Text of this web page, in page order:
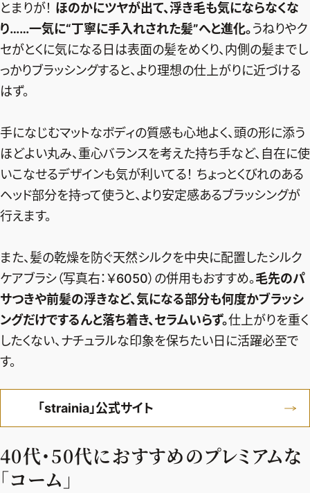
とまりが！ ほのかにツヤが出て、浮き毛も気にならなくな
り……一気に“丁寧に手入れされた髪”へと進化。うねりやク
セがとくに気になる日は表面の髪をめくり、内側の髪までし
っかりブラッシングすると、より理想の仕上がりに近づける
はず。
手になじむマットなボディの質感も心地よく、頭の形に添う
ほどよい丸み、重心バランスを考えた持ち手など、自在に使
いこなせるデザインも気が利いてる！ ちょっとくびれのある
ヘッド部分を持って使うと、より安定感あるブラッシングが
行えます。
また、髪の乾燥を防ぐ天然シルクを中央に配置したシルク
ケアブラシ（写真右：￥6050）の併用もおすすめ。毛先のパ
サつきや前髪の浮きなど、気になる部分も何度かブラッシ
ングだけでするんと落ち着き、セラムいらず。仕上がりを重く
したくない、ナチュラルな印象を保ちたい日に活躍必至で
す。
「strainia」公式サイト
40代・50代におすすめのプレミアムな
「コーム」